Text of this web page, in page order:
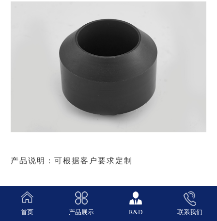
产品说明：可根据客户要求定制
首页 产品展示 R&D 联系我们